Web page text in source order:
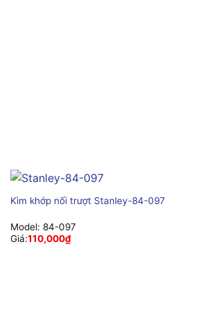
Kìm khớp nối trượt Stanley-84-097
Model: 84-097
Giá:110,000₫